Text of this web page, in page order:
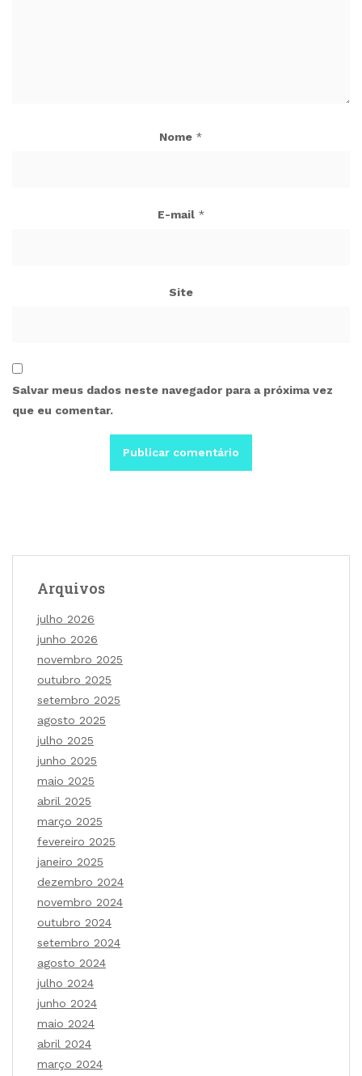
Nome *
E-mail *
Site
Salvar meus dados neste navegador para a próxima vez
que eu comentar.
Arquivos
julho 2026
junho 2026
novembro 2025
outubro 2025
setembro 2025
agosto 2025
julho 2025
junho 2025
maio 2025
abril 2025
março 2025
fevereiro 2025
janeiro 2025
dezembro 2024
novembro 2024
outubro 2024
setembro 2024
agosto 2024
julho 2024
junho 2024
maio 2024
abril 2024
março 2024